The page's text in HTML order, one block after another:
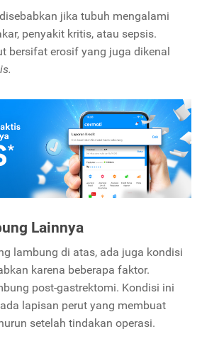
jika tubuh mengalami
penyakit kritis, atau sepsis.
bersifat erosif yang juga dikenal
Lainnya
lambung di atas, ada juga kondisi
karena beberapa faktor.
post-gastrektomi. Kondisi ini
lapisan perut yang membuat
setelah tindakan operasi.